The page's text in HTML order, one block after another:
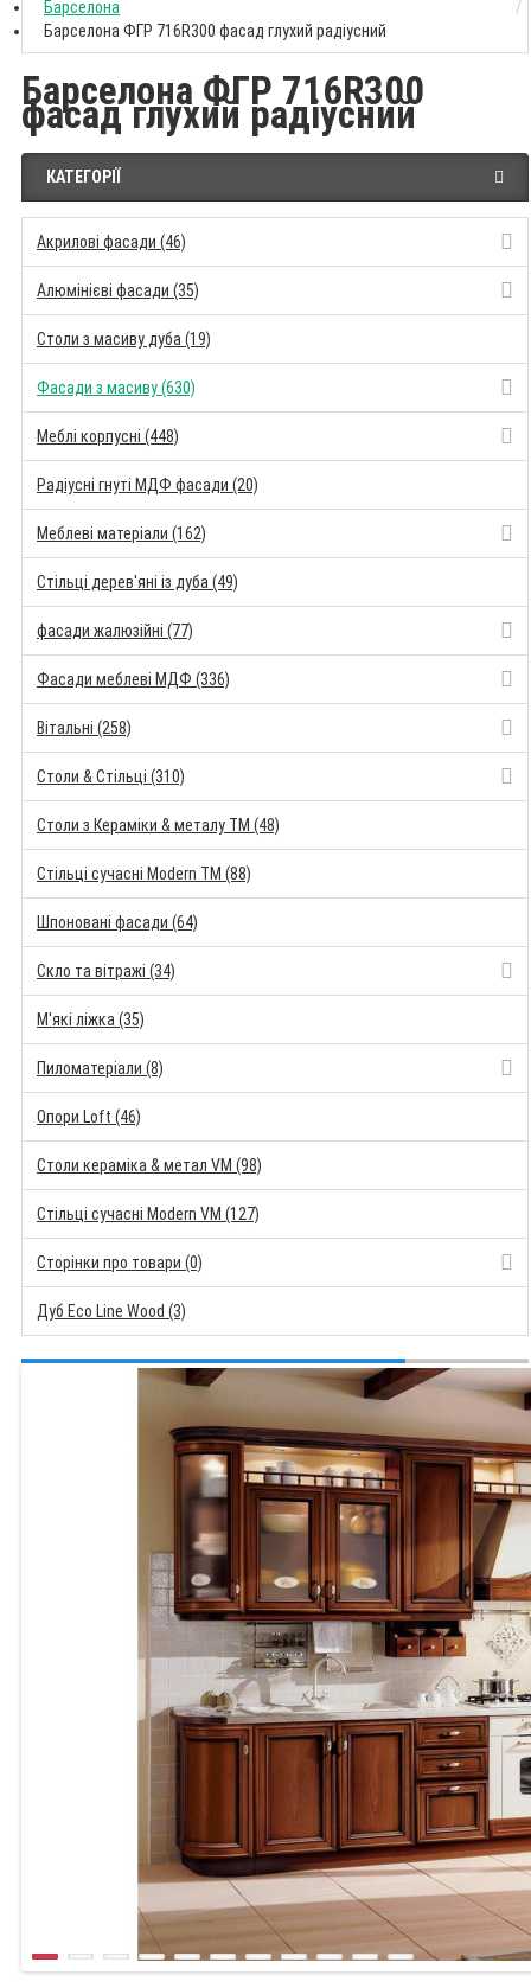
Барселона
Барселона ФГР 716R300 фасад глухий радіусний
Барселона ФГР 716R300
фасад глухий радіусний
КАТЕГОРІЇ
Акрилові фасади (46)
Алюмінієві фасади (35)
Столи з масиву дуба (19)
Фасади з масиву (630)
Меблі корпусні (448)
Радіусні гнуті МДФ фасади (20)
Меблеві матеріали (162)
Стільці дерев'яні із дуба (49)
фасади жалюзійні (77)
Фасади меблеві МДФ (336)
Вітальні (258)
Столи & Стільці (310)
Столи з Кераміки & металу TM (48)
Стільці сучасні Modern TM (88)
Шпоновані фасади (64)
Скло та вітражі (34)
М'які ліжка (35)
Пиломатеріали (8)
Опори Loft (46)
Столи кераміка & метал VM (98)
Стільці сучасні Modern VM (127)
Сторінки про товари (0)
Дуб Eco Line Wood (3)